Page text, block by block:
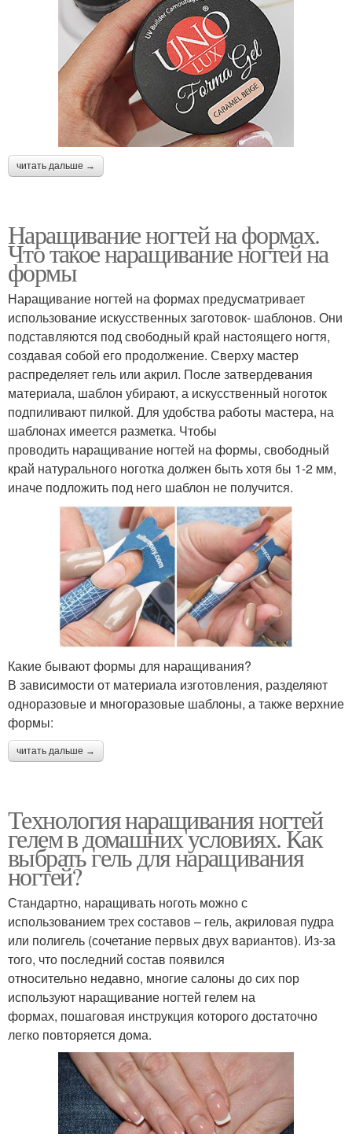
читать дальше →
Наращивание ногтей на формах.
Что такое наращивание ногтей на
формы
Наращивание ногтей на формах предусматривает
использование искусственных заготовок- шаблонов. Они
подставляются под свободный край настоящего ногтя,
создавая собой его продолжение. Сверху мастер
распределяет гель или акрил. После затвердевания
материала, шаблон убирают, а искусственный ноготок
подпиливают пилкой. Для удобства работы мастера, на
шаблонах имеется разметка. Чтобы
проводить наращивание ногтей на формы, свободный
край натурального ноготка должен быть хотя бы 1-2 мм,
иначе подложить под него шаблон не получится.
Какие бывают формы для наращивания?
В зависимости от материала изготовления, разделяют
одноразовые и многоразовые шаблоны, а также верхние
формы:
читать дальше →
Технология наращивания ногтей
гелем в домашних условиях. Как
выбрать гель для наращивания
ногтей?
Стандартно, наращивать ноготь можно с
использованием трех составов – гель, акриловая пудра
или полигель (сочетание первых двух вариантов). Из-за
того, что последний состав появился
относительно недавно, многие салоны до сих пор
используют наращивание ногтей гелем на
формах, пошаговая инструкция которого достаточно
легко повторяется дома.